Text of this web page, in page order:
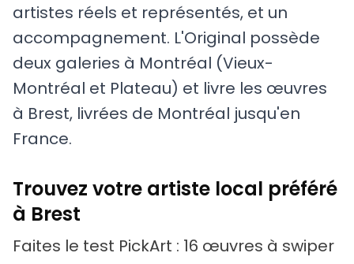
artistes réels et représentés, et un
accompagnement. L'Original possède
deux galeries à Montréal (Vieux-
Montréal et Plateau) et livre les œuvres
à Brest, livrées de Montréal jusqu'en
France.
Trouvez votre artiste local préféré
à Brest
Faites le test PickArt : 16 œuvres à swiper